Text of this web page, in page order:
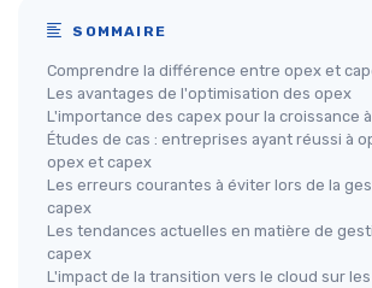
SOMMAIRE
Comprendre la différence entre opex et
Les avantages de l'optimisation des opex
L'importance des capex pour la croissance
Études de cas : entreprises ayant réussi à
opex et capex
Les erreurs courantes à éviter lors de la
capex
Les tendances actuelles en matière de
capex
L'impact de la transition vers le cloud sur